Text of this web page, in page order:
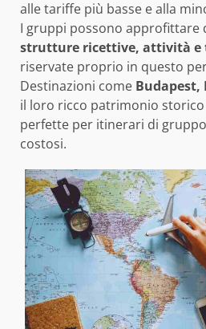
alle tariffe più basse e alla
I gruppi possono approfittare
strutture ricettive, attività e
riservate proprio in questo
Destinazioni come Budapest,
il loro ricco patrimonio
perfette per itinerari di
costosi.